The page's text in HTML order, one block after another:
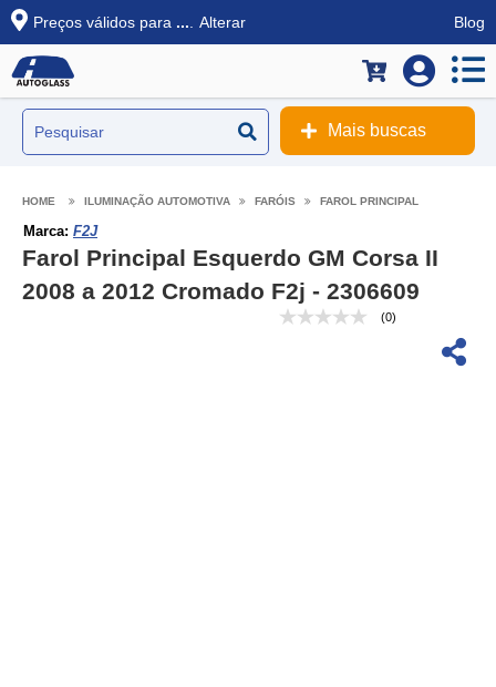
Preços válidos para ... Alterar Blog
Mais buscas
ILUMINAÇÃO AUTOMOTIVA FARÓIS FAROL PRINCIPAL
Marca: F2J
Farol Principal Esquerdo GM Corsa II
2008 a 2012 Cromado F2j - 2306609
(0)